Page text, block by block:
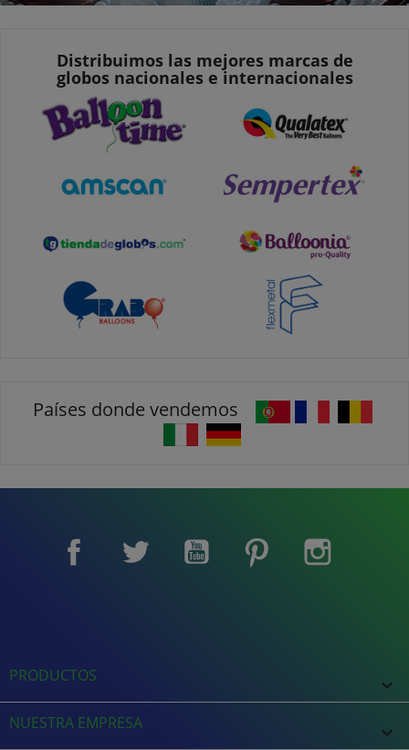
Distribuimos las mejores marcas de
globos nacionales e internacionales
Países donde vendemos
Facebook Twitter YouTube Pinterest
PRODUCTOS 
NUESTRA EMPRESA 